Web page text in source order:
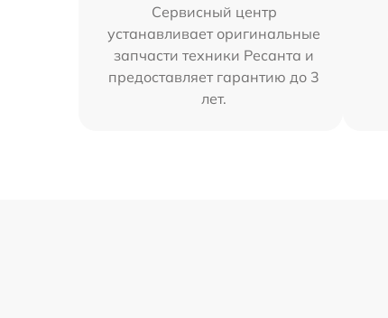
Сервисный центр
устанавливает оригинальные
запчасти техники Ресанта и
предоставляет гарантию до 3
лет.